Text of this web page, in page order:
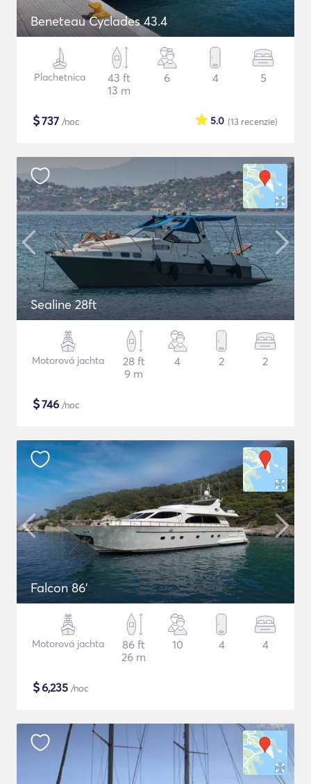
Beneteau Cyclades 43.4
Plachetnica
43 ft
13 m
6 4 5
$737 /noc (13 recenzie)
5.0
Sealine 28ft
Motorová jachta
28 ft
9 m
4 2 2
$746 /noc
Falcon 86'
Motorová jachta
86 ft
26 m
10 4 4
$6,235 /noc